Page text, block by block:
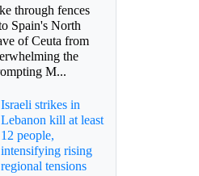
through fences
Spain's North
of Ceuta from
the
M...
Israeli strikes in
Lebanon kill at least
12 people,
intensifying rising
regional tensions